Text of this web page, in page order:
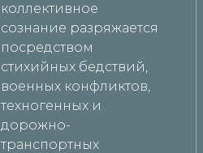
коллективное
сознание разряжается
посредством
стихийных бедствий,
военных конфликтов,
техногенных и
дорожно-
транспортных